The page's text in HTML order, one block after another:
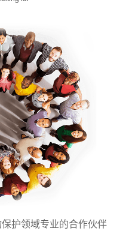
护领域专业的合作伙伴